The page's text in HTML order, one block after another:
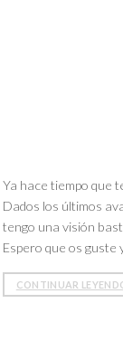
Ya hace tiempo que
Dados los últimos
tengo una visión
Espero que os
CONTINUAR